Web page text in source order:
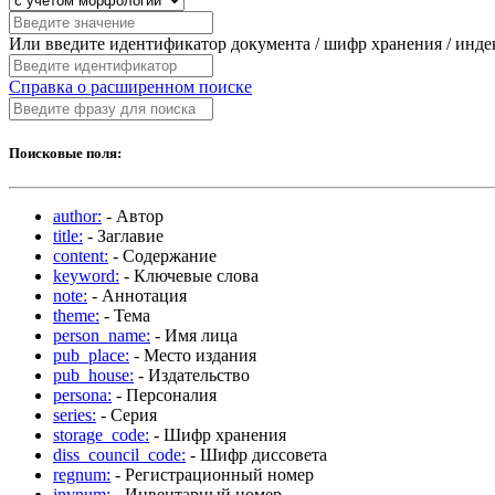
Или введите идентификатор документа / шифр хранения /
Справка о расширенном поиске
Поисковые поля:
author: - Автор
title: - Заглавие
content: - Содержание
keyword: - Ключевые слова
note: - Аннотация
theme: - Тема
person_name: - Имя лица
pub_place: - Место издания
pub_house: - Издательство
persona: - Персоналия
series: - Серия
storage_code: - Шифр хранения
diss_council_code: - Шифр диссовета
regnum: - Регистрационный номер